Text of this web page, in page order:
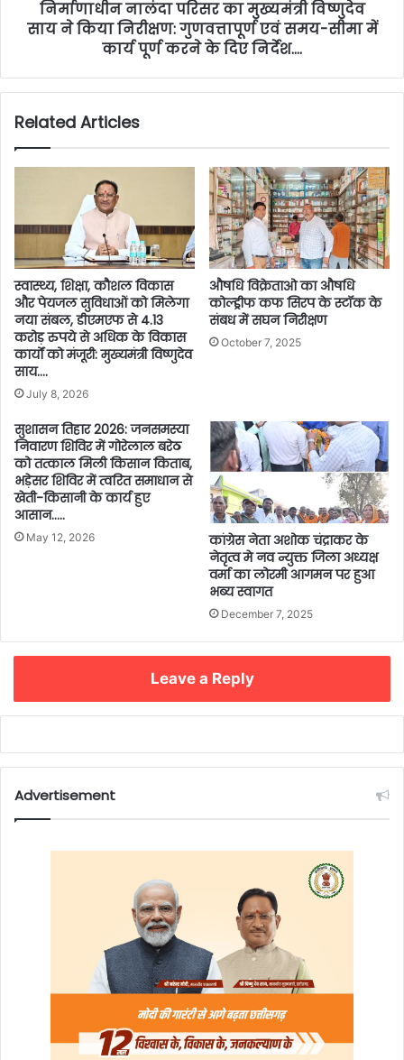
निर्माणाधीन नालंदा परिसर का मुख्यमंत्री विष्णुदेव
साय ने किया निरीक्षण: गुणवत्तापूर्ण एवं समय-सीमा में
कार्य पूर्ण करने के दिए निर्देश….
Related Articles
स्वास्थ्य, शिक्षा, कौशल विकास
और पेयजल सुविधाओं को मिलेगा
नया संबल, डीएमएफ से 4.13
करोड़ रुपये से अधिक के विकास
कार्यों को मंजूरी: मुख्यमंत्री विष्णुदेव
साय….
July 8, 2026
औषधि विक्रेताओ का औषधि
कोल्ड्रीफ कफ सिरप के स्टॉक के
संबध में सघन निरीक्षण
October 7, 2025
सुशासन तिहार 2026: जनसमस्या
निवारण शिविर में गोरेलाल बरेठ
को तत्काल मिली किसान किताब,
भड़ेसर शिविर में त्वरित समाधान से
खेती-किसानी के कार्य हुए
आसान…..
May 12, 2026
कांग्रेस नेता अशोक चंद्राकर के
नेतृत्व मे नव न्युक्त जिला अध्यक्ष
वर्मा का लोरमी आगमन पर हुआ
भब्य स्वागत
December 7, 2025
Leave a Reply
Advertisement